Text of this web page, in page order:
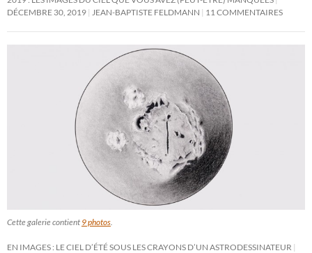
DÉCEMBRE 30, 2019
JEAN-BAPTISTE FELDMANN 11 COMMENTAIRES
Cette galerie contient 9 photos
EN IMAGES : LE CIEL D’ÉTÉ SOUS LES CRAYONS D’UN ASTRODESSINATEUR